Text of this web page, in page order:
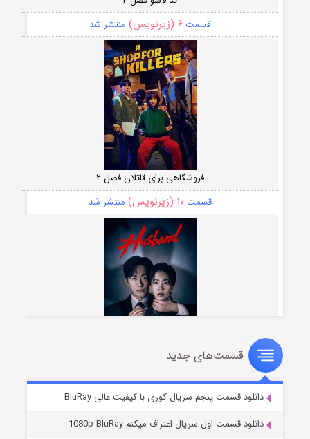
قسمت ۶ (زیرنویس) منتشر شد
فروشگاهی برای قاتلان فصل ۲
قسمت۱۰ (زیرنویس) منتشر شد
قسمت۸ (زیرنویس) منتشر شد
قسمت‌های جدید
دانلود قسمت پنجم سریال کوری با کیفیت عالی BluRay
دانلود قسمت اول سریال اعتراف میکنم 1080p BluRay